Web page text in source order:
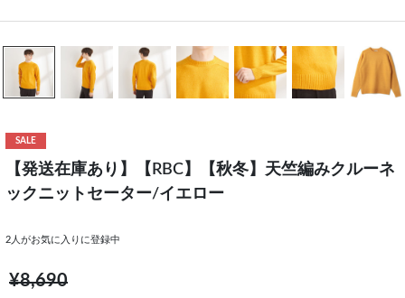
SALE
【発送在庫あり】【RBC】【秋冬】天竺編みクルーネ
ックニットセーター/イエロー
2 人がお気に入りに登録中
¥8,690